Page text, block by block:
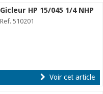
Gicleur HP 15/045 1/4 NHP
Ref. 510201
Voir cet article